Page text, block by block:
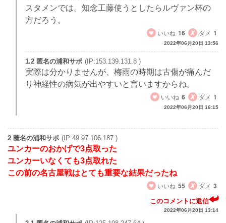
スタメンでは。知念工藤使うとしたらルヴァン杯の
方だろう。
いいね 16 ダメ 1
2022年06月20日 13:56
1.2 匿名の浦和サポ (IP:153.139.131.8 )
実際は分かりませんが、梅雨の時期は古傷が痛んだ
り神経性の病気が出やすいと言いますからね。
いいね 6 ダメ 1
2022年06月20日 16:15
2 匿名の浦和サポ (IP:49.97.106.187 )
ユンカーのおかげで3点取った
ユンカーいなくても3点取れた
この前の名古屋戦はとても重要な結果だったね
いいね 55 ダメ 3
このコメントに返信
2022年06月20日 13:14